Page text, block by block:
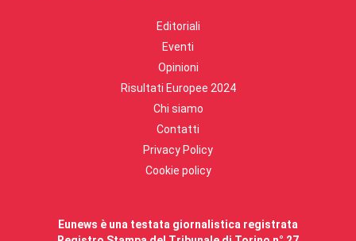
Editoriali
Eventi
Opinioni
Risultati Europee 2024
Chi siamo
Contatti
Privacy Policy
Cookie policy
Eunews è una testata giornalistica registrata